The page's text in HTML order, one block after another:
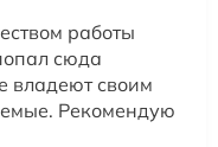
работы
сюда
владеют своим
Рекомендую